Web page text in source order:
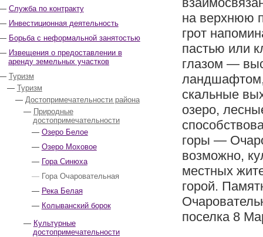
Служба по контракту
Инвестиционная деятельность
Борьба с неформальной занятостью
Извещения о предоставлении в
аренду земельных участков
Туризм
Туризм
Достопримечательности района
Природные
достопримечательности
Озеро Белое
Озеро Моховое
Гора Синюха
Гора Очаровательная
Река Белая
Колыванский борок
Культурные
достопримечательности
на верхнюю
грот
пастью или
глазом —
ландшафтом,
скальные
озеро,
горы —
возможно,
местных
горой.
поселка 8